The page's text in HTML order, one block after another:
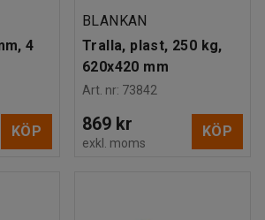
4
KÖP
BLANKAN
Tralla, plast, 250 kg,
620x420 mm
Art. nr: 73842
869 kr
exkl. moms
KÖP